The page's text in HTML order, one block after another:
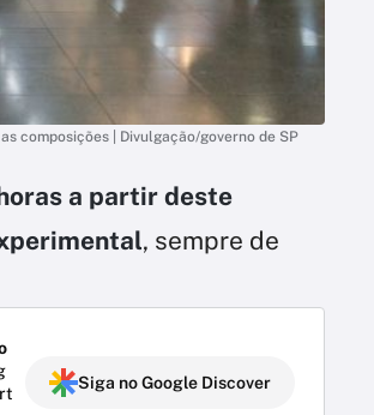
composições | Divulgação/governo de SP
a partir deste
, sempre de
Siga no Google Discover